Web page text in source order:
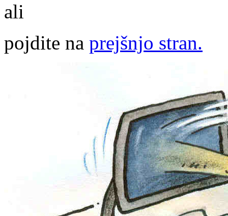
ali
pojdite na prejšnjo stran.